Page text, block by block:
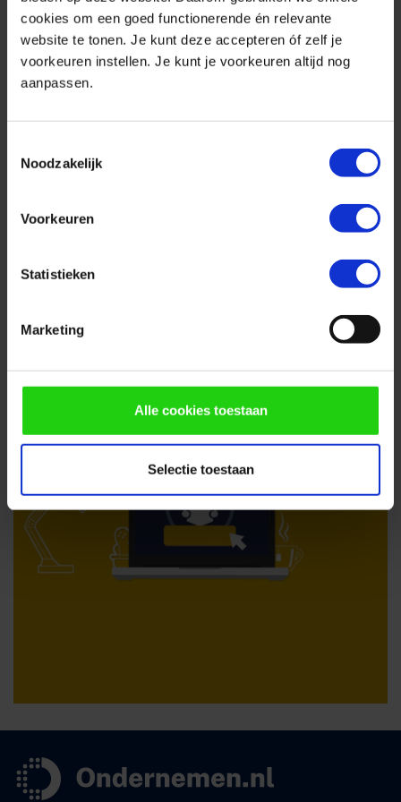
cookies om een goed functionerende én relevante
website te tonen. Je kunt deze accepteren óf zelf je
voorkeuren instellen. Je kunt je voorkeuren altijd nog
aanpassen.
Noodzakelijk
Voorkeuren
Statistieken
Marketing
Alle cookies toestaan
Selectie toestaan
Jannie Benedictus– Freelance financieel
journalist
Roger Planje– Programmadirecteur
Werkgelegenheid
Jurre de Haan
– Beleidssecretaris Pensioenen,
Het webinar kun je hier terugkijken: